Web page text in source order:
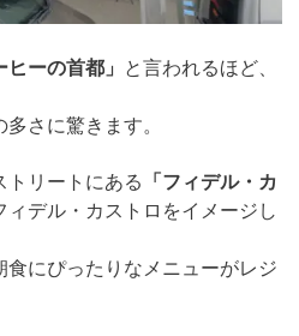
ヒーの首都」 と言われるほど、
さに驚きます。
リートにある 「フィデル・カ
デル・カストロをイメージし
にぴったりなメニューがレジ